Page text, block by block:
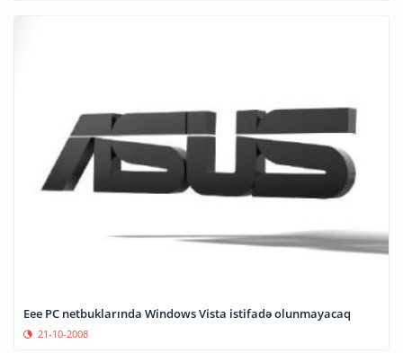
Eee PC netbuklarında Windows Vista istifadə olunmayacaq
21-10-2008